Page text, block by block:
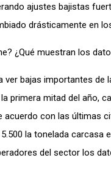
ajustes bajistas
drásticamente en
¿Qué muestran los
bajas importantes
primera mitad del año,
con las últimas
la tonelada carcasa
del sector los